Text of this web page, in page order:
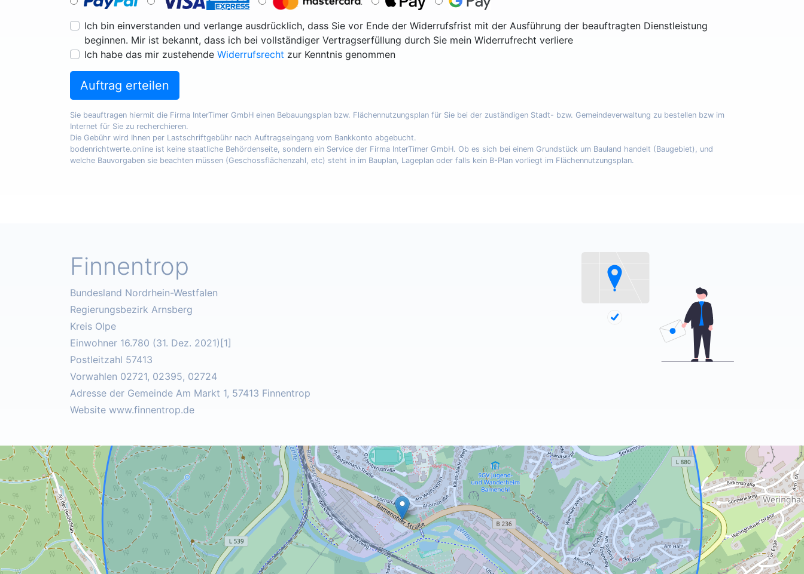
Ich bin einverstanden und verlange ausdrücklich, dass Sie vor Ende der Widerrufsfrist mit der Ausführung der beauftragten Dienstleistung
beginnen. Mir ist bekannt, dass ich bei vollständiger Vertragserfüllung durch Sie mein Widerrufrecht verliere
Ich habe das mir zustehende Widerrufsrecht zur Kenntnis genommen
Auftrag erteilen
Sie beauftragen hiermit die Firma InterTimer GmbH einen Bebauungsplan bzw. Flächennutzungsplan für Sie bei der zuständigen Stadt- bzw. Gemeindeverwaltung zu bestellen bzw im
Internet für Sie zu recherchieren.
Die Gebühr wird Ihnen per Lastschriftgebühr nach Auftragseingang vom Bankkonto abgebucht.
bodenrichtwerte.online ist keine staatliche Behördenseite, sondern ein Service der Firma InterTimer GmbH. Ob es sich bei einem Grundstück um Bauland handelt (Baugebiet), und
welche Bauvorgaben sie beachten müssen (Geschossflächenzahl, etc) steht in im Bauplan, Lageplan oder falls kein B-Plan vorliegt im Flächennutzungsplan.
Finnentrop
Bundesland Nordrhein-Westfalen
Regierungsbezirk Arnsberg
Kreis Olpe
Einwohner 16.780 (31. Dez. 2021)[1]
Postleitzahl 57413
Vorwahlen 02721, 02395, 02724
Adresse der Gemeinde Am Markt 1, 57413 Finnentrop
Website www.finnentrop.de